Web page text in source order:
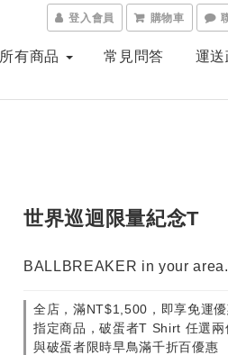
登入會員 購物車
所有商品 常見問答 運
世界巡迴限量紀念T
BALLBREAKER in your area.
全店，滿NT$1,500，即享免運
指定商品，破蛋者T Shirt 任選
與破蛋者限時早鳥滿千折百優惠